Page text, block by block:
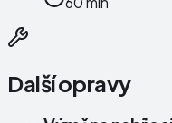
Další opravy